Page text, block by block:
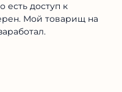
есть доступ к
Мой товарищ на